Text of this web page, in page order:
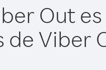
Out
Viber